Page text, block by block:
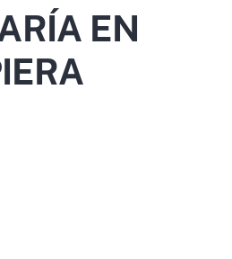
EN